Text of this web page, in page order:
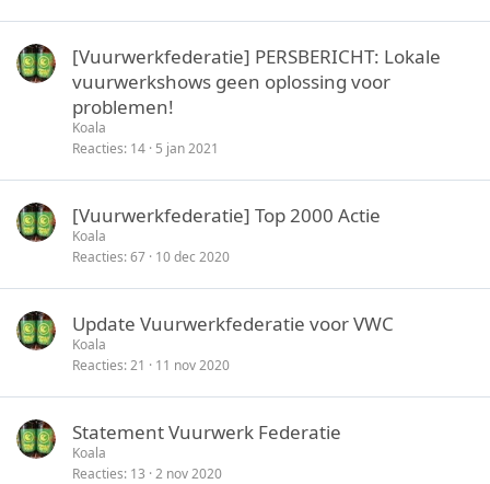
[Vuurwerkfederatie] PERSBERICHT: Lokale
vuurwerkshows geen oplossing voor
problemen!
Koala
Reacties 14 5 jan 2021
[Vuurwerkfederatie] Top 2000 Actie
Koala
Reacties 67 10 dec 2020
Update Vuurwerkfederatie voor VWC
Koala
Reacties 21 11 nov 2020
Statement Vuurwerk Federatie
Koala
Reacties 13 2 nov 2020